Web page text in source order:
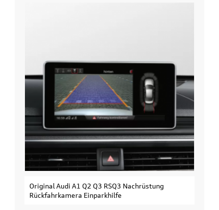
Original Audi A1 Q2 Q3 RSQ3 Nachrüstung
Rückfahrkamera Einparkhilfe